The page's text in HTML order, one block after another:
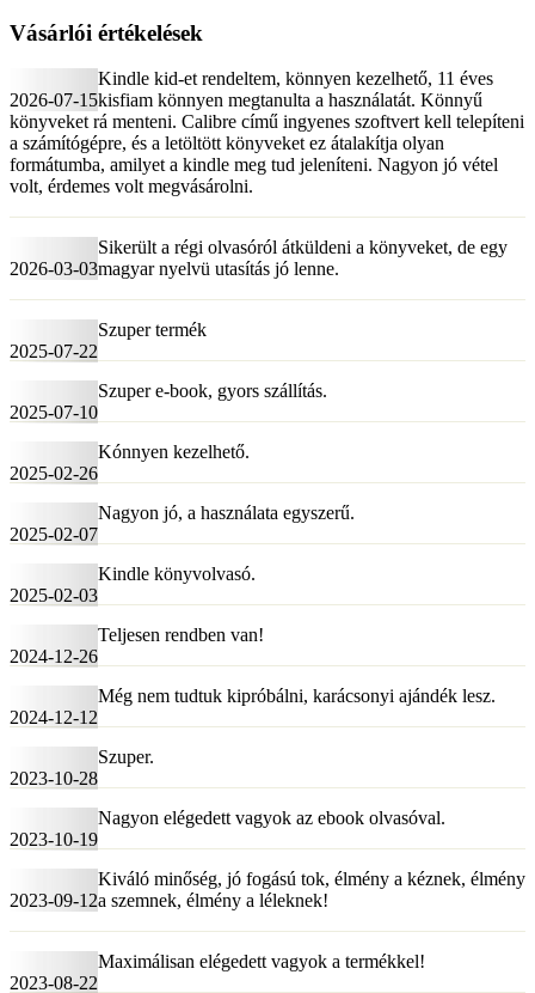
Vásárlói értékelések
2026-07-15
Kindle kid-et rendeltem, könnyen kezelhető, 11 éves
kisfiam könnyen megtanulta a használatát. Könnyű
könyveket rá menteni. Calibre című ingyenes szoftvert kell telepíteni
a számítógépre, és a letöltött könyveket ez átalakítja olyan
formátumba, amilyet a kindle meg tud jeleníteni. Nagyon jó vétel
volt, érdemes volt megvásárolni.
2026-03-03
Sikerült a régi olvasóról átküldeni a könyveket, de egy
magyar nyelvü utasítás jó lenne.
2025-07-22
Szuper termék
2025-07-10
Szuper e-book, gyors szállítás.
2025-02-26
Kónnyen kezelhető.
2025-02-07
Nagyon jó, a használata egyszerű.
2025-02-03
Kindle könyvolvasó.
2024-12-26
Teljesen rendben van!
2024-12-12
Még nem tudtuk kipróbálni, karácsonyi ajándék lesz.
2023-10-28
Szuper.
2023-10-19
Nagyon elégedett vagyok az ebook olvasóval.
2023-09-12
Kiváló minőség, jó fogású tok, élmény a kéznek, élmény
a szemnek, élmény a léleknek!
2023-08-22
Maximálisan elégedett vagyok a termékkel!